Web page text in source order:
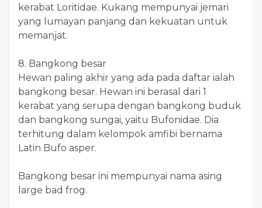
kerabat Loritidae. Kukang mempunyai jemari
yang lumayan panjang dan kekuatan untuk
memanjat.
8. Bangkong besar
Hewan paling akhir yang ada pada daftar ialah
bangkong besar. Hewan ini berasal dari 1
kerabat yang serupa dengan bangkong buduk
dan bangkong sungai, yaitu Bufonidae. Dia
terhitung dalam kelompok amfibi bernama
Latin Bufo asper.
Bangkong besar ini mempunyai nama asing
large bad frog.